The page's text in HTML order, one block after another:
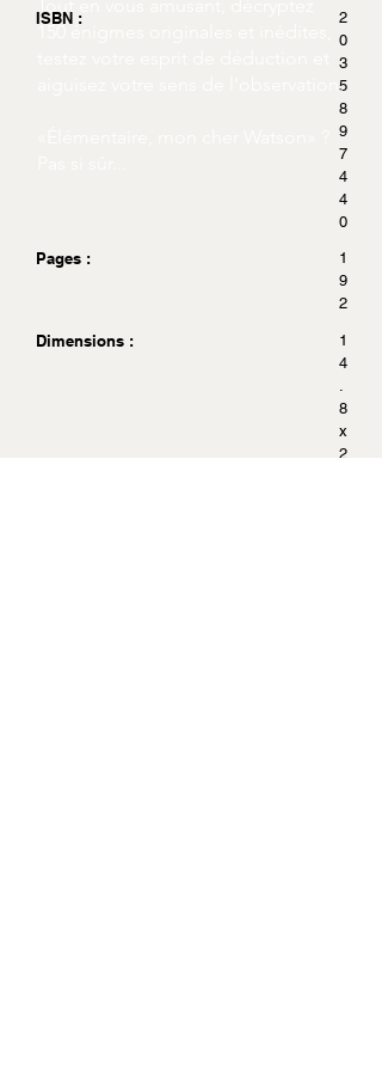
ISBN :
2
0
3
5
8
9
7
4
4
0
Pages :
1
9
2
Dimensions :
1
4
.
8
x
2
150 énigmes originales et inédites,
aiguisez votre sens de l'observation.